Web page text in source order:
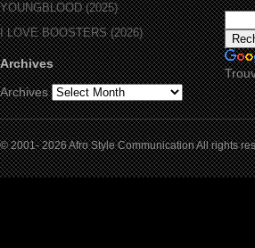
YOUNGBLOOD (2025)
I LOVE BOOSTERS (2026)
Archives
Archives
© 2001- 2026 Afro Style Communication All rights